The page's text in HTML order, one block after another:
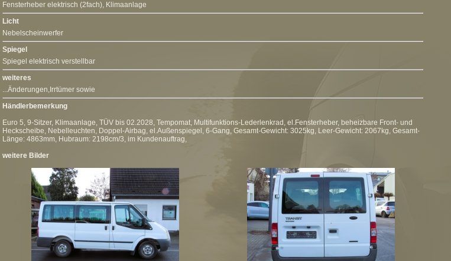
Fensterheber elektrisch (2fach), Klimaanlage
Licht
Nebelscheinwerfer
Spiegel
Spiegel elektrisch verstellbar
weiteres
...Änderungen,Irrtümer sowie
Händlerbemerkung
Euro 5, 9-Sitzer, Klimaanlage, TÜV bis 02.2028, Tempomat, Multifunktions-Lederlenkrad, el.Fensterheber, beheizbare Front- und
Heckscheibe, Nebelleuchten, Doppel-Airbag, el.Außenspiegel, 6-Gang, Gesamt-Gewicht: 3025kg, Leer-Gewicht: 2067kg, Gesamt-
Länge: 4863mm, Hubraum: 2198cm/3, im Kundenauftrag,
weitere Bilder